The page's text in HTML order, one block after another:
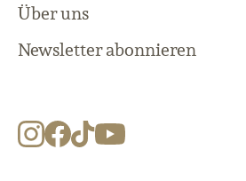
Über uns
Newsletter abonnieren